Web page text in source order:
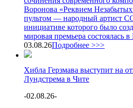
Воронова «Реквием
пультом — народный артист
инициативе которого было
мировая премьера состоялась
03.08.26Подробнее >>>
Хибла Герзмава выступит на
Лундстрема в Чите
-02.08.26-